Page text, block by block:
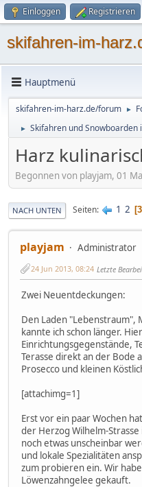
Einloggen Registrieren
skifahren-im-
Hauptmenü
skifahren-im-harz.de/forum ►
► Skifahren und Snowboarden
Harz
Begonnen von playjam, 01
NACH UNTEN Seiten 1 2 3
playjam
Administrator
24 Jun 2013, 08:24 Letzte
Zwei Neuentdeckungen:
Den Laden "Lebenstraum",
kannte ich schon länger.
Einrichtungsgegenstände,
Terasse direkt an der Bode
Prosecco und kleinen
[attachimg=1]
Erst vor ein paar Wochen
der Herzog Wilhelm-
noch etwas unscheinbar
und lokale Spezialitäten
zum probieren ein. Wir
Löwenzahngelee gekauft.